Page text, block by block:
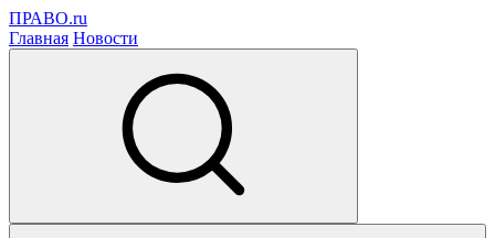
ПРАВО.ru
Главная Новости